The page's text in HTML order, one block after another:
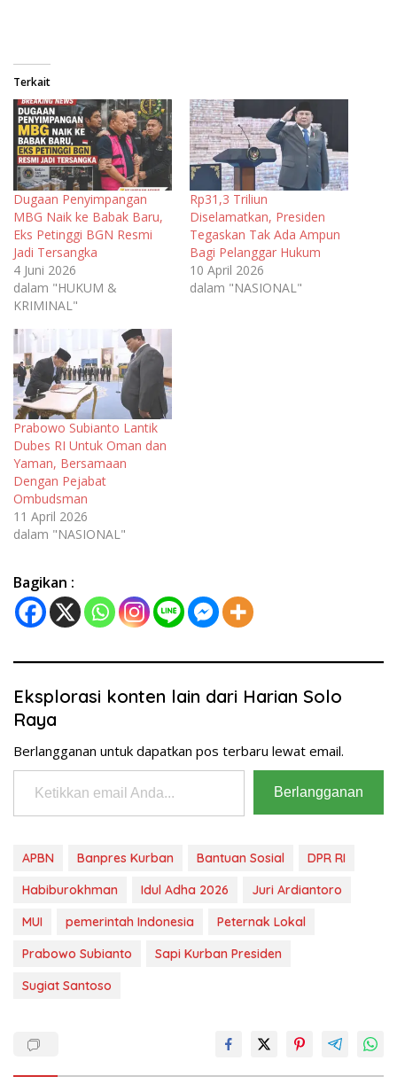
Terkait
Dugaan Penyimpangan
MBG Naik ke Babak Baru,
Eks Petinggi BGN Resmi
Jadi Tersangka
4 Juni 2026
dalam "HUKUM &
KRIMINAL"
Rp31,3 Triliun
Diselamatkan, Presiden
Tegaskan Tak Ada Ampun
Bagi Pelanggar Hukum
10 April 2026
dalam "NASIONAL"
Prabowo Subianto Lantik
Dubes RI Untuk Oman dan
Yaman, Bersamaan
Dengan Pejabat
Ombudsman
11 April 2026
dalam "NASIONAL"
Bagikan :
Eksplorasi konten lain dari Harian Solo
Raya
Berlangganan untuk dapatkan pos terbaru lewat email.
Ketikkan email Anda...
Berlangganan
APBN Banpres Kurban Bantuan Sosial
DPR RI
Habiburokhman
Idul Adha 2026
Juri Ardiantoro
MUI
pemerintah Indonesia
Peternak Lokal
Prabowo Subianto
Sapi Kurban Presiden
Sugiat Santoso